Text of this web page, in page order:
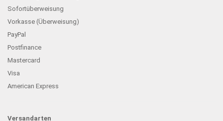
Sofortüberweisung
Vorkasse (Überweisung)
PayPal
Postfinance
Mastercard
Visa
American Express
Versandarten